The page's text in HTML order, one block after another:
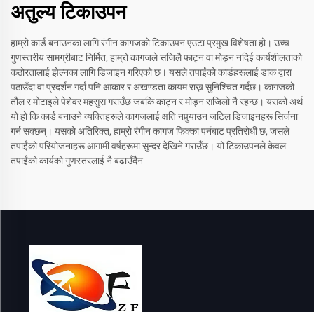
अतुल्य टिकाउपन
हाम्रो कार्ड बनाउनका लागि रंगीन कागजको टिकाउपन एउटा प्रमुख विशेषता हो। उच्च
गुणस्तरीय सामग्रीबाट निर्मित, हाम्रो कागजले सजिलै फाट्न वा मोड्न नदिई कार्यशीलताको
कठोरतालाई झेल्नका लागि डिजाइन गरिएको छ। यसले तपाईंको कार्डहरूलाई डाक द्वारा
पठाउँदा वा प्रदर्शन गर्दा पनि आकार र अखण्डता कायम राख्न सुनिश्चित गर्दछ। कागजको
तौल र मोटाइले पेशेवर महसुस गराउँछ जबकि काट्न र मोड्न सजिलो नै रहन्छ। यसको अर्थ
यो हो कि कार्ड बनाउने व्यक्तिहरूले कागजलाई क्षति नपुर्‍याउन जटिल डिजाइनहरू सिर्जना
गर्न सक्छन्। यसको अतिरिक्त, हाम्रो रंगीन कागज फिक्का पर्नबाट प्रतिरोधी छ, जसले
तपाईंको परियोजनाहरू आगामी वर्षहरूमा सुन्दर देखिने गराउँछ। यो टिकाउपनले केवल
तपाईंको कार्यको गुणस्तरलाई नै बढाउँदैन